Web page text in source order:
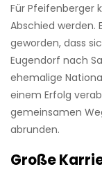
Für Pfeifenberger
Abschied werden.
geworden, dass
Eugendorf nach
ehemalige
einem Erfolg
gemeinsamen
abrunden.
Große